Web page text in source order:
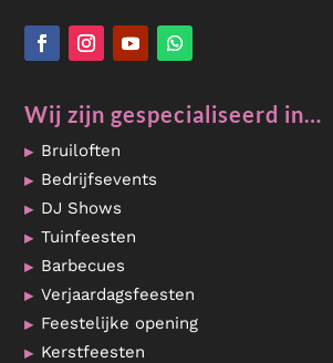
Wij zijn gespecialiseerd in…
Bruiloften
Bedrijfsevents
DJ Shows
Tuinfeesten
Barbecues
Verjaardagsfeesten
Feestelijke opening
Kerstfeesten